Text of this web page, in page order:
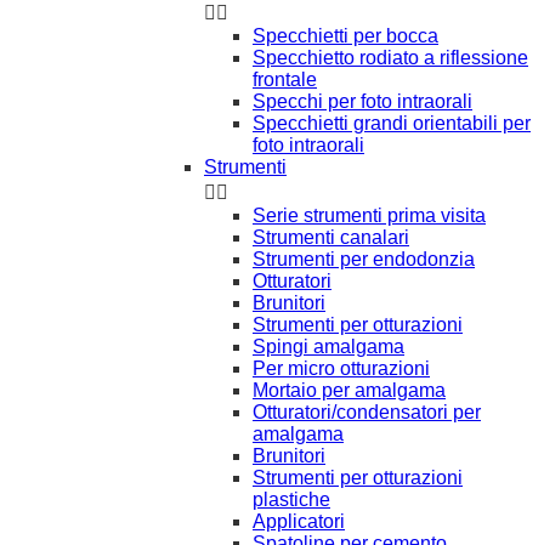
 
Specchietti per bocca
Specchietto rodiato a riflessione
frontale
Specchi per foto intraorali
Specchietti grandi orientabili per
foto intraorali
Strumenti
 
Serie strumenti prima visita
Strumenti canalari
Strumenti per endodonzia
Otturatori
Brunitori
Strumenti per otturazioni
Spingi amalgama
Per micro otturazioni
Mortaio per amalgama
Otturatori/condensatori per
amalgama
Brunitori
Strumenti per otturazioni
plastiche
Applicatori